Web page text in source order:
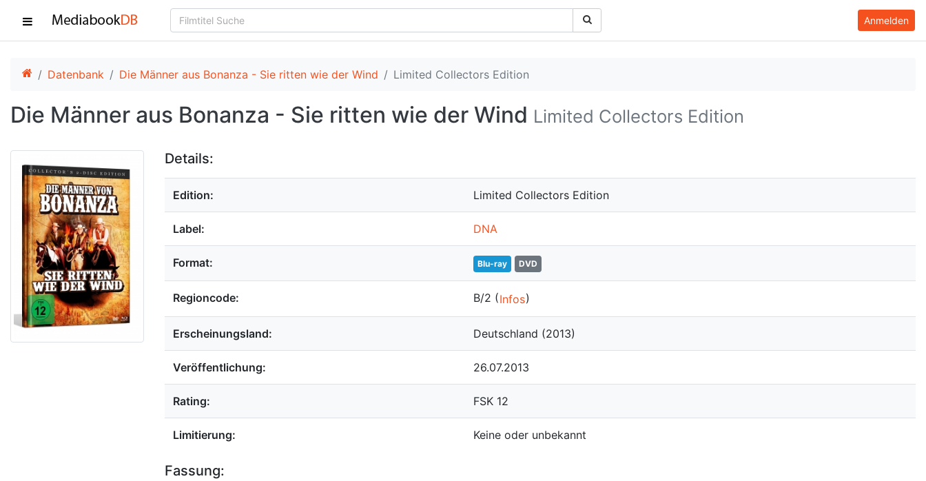
Anmelden
Datenbank Die Männer aus Bonanza - Sie ritten wie der Wind Limited Collectors Edition
Die Männer aus Bonanza - Sie ritten wie der Wind Limited Collectors Edition
Details:
Edition: Limited Collectors Edition
Label: DNA
Format: Blu-ray DVD
Regioncode: B/2 (Infos)
Erscheinungsland: Deutschland (2013)
Veröffentlichung: 26.07.2013
Rating: FSK 12
Limitierung: Keine oder unbekannt
Fassung: